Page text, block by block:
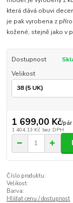
která dává obuvi
je pak vyrobena z
kožené, stejně jako v
Dostupnost
Velikost
1 699,00 Kč/pár
1 404,13 Kč bez DPH
Číslo produktu:
Velikost:
Barva:
Hlídat cenu / dostupnost